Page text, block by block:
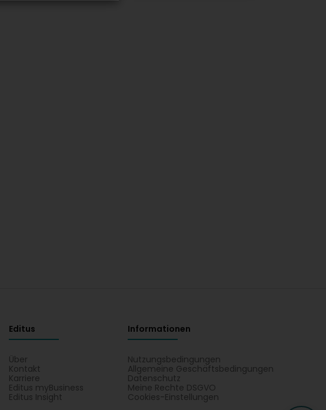
Editus
Über
Kontakt
Karriere
Editus myBusiness
Editus Insight
Informationen
Nutzungsbedingungen
Allgemeine Geschäftsbedingungen
Datenschutz
Meine Rechte DSGVO
Cookies-Einstellungen